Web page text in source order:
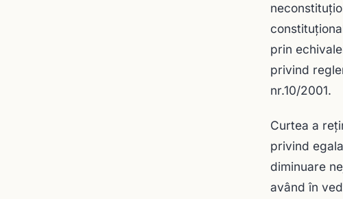
prin
privind
nr.10/2001.
Curtea a
privind
diminuare
având în